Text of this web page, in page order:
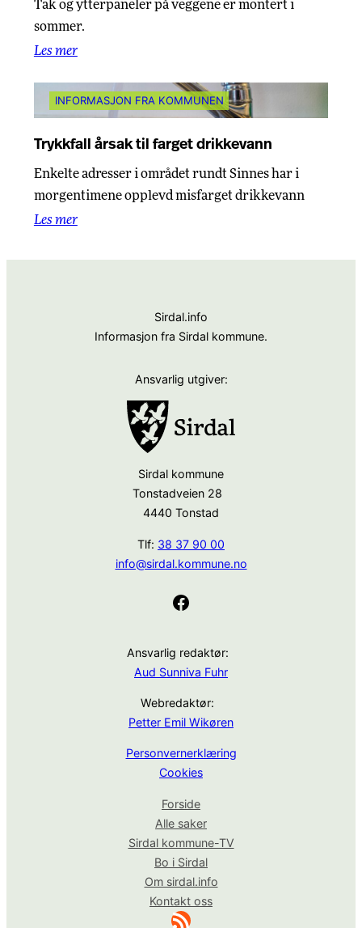
Tak og ytterpaneler på veggene er montert i
sommer.
Les mer
INFORMASJON FRA KOMMUNEN
Trykkfall årsak til farget drikkevann
Enkelte adresser i området rundt Sinnes har i
morgentimene opplevd misfarget drikkevann
Les mer
Sirdal.info
Informasjon fra Sirdal kommune.
Ansvarlig utgiver:
Sirdal kommune
Tonstadveien 28
4440 Tonstad
Tlf: 38 37 90 00
info@sirdal.kommune.no
Facebook
Ansvarlig redaktør:
Aud Sunniva Fuhr
Webredaktør:
Petter Emil Wikøren
Personvernerklæring
Cookies
Forside
Alle saker
Sirdal kommune-TV
Bo i Sirdal
Om sirdal.info
Kontakt oss
RSS-strøm